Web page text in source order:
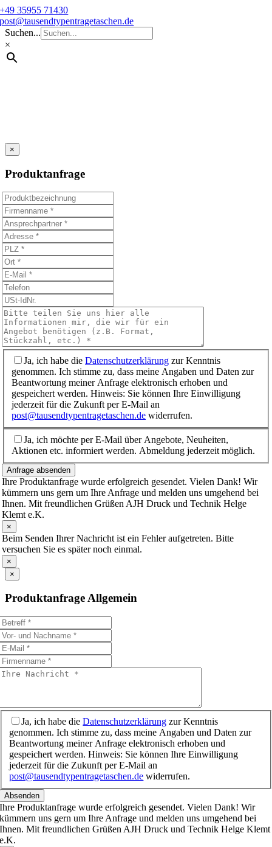
Skip
to
content
+49 35955 71430
post@tausendtypentragetaschen.de
Suchen...
×
×
Produktanfrage
Ja, ich habe die Datenschutzerklärung zur Kenntnis
genommen. Ich stimme zu, dass meine Angaben und Daten zur
Beantwortung meiner Anfrage elektronisch erhoben und
gespeichert werden. Hinweis: Sie können Ihre Einwilligung
jederzeit für die Zukunft per E-Mail an
post@tausendtypentragetaschen.de widerrufen.
Ja, ich möchte per E-Mail über Angebote, Neuheiten,
Aktionen etc. informiert werden. Abmeldung jederzeit möglich.
Anfrage absenden
Ihre Produktanfrage wurde erfolgreich gesendet. Vielen Dank! Wir
kümmern uns gern um Ihre Anfrage und melden uns umgehend bei
Ihnen. Mit freundlichen Grüßen AJH Druck und Technik Helge
Klemt e.K.
×
Beim Senden Ihrer Nachricht ist ein Fehler aufgetreten. Bitte
versuchen Sie es später noch einmal.
×
×
Produktanfrage Allgemein
Ja, ich habe dieDatenschutzerklärung zur Kenntnis
genommen. Ich stimme zu, dass meine Angaben und Daten zur
Beantwortung meiner Anfrage elektronisch erhoben und
gespeichert werden. Hinweis: Sie können Ihre Einwilligung
jederzeit für die Zukunft per E-Mail an
post@tausendtypentragetaschen.de widerrufen.
Absenden
Ihre Produktanfrage wurde erfolgreich gesendet. Vielen Dank! Wir
kümmern uns gern um Ihre Anfrage und melden uns umgehend bei
Ihnen. Mit freundlichen Grüßen AJH Druck und Technik Helge Klemt
e.K.